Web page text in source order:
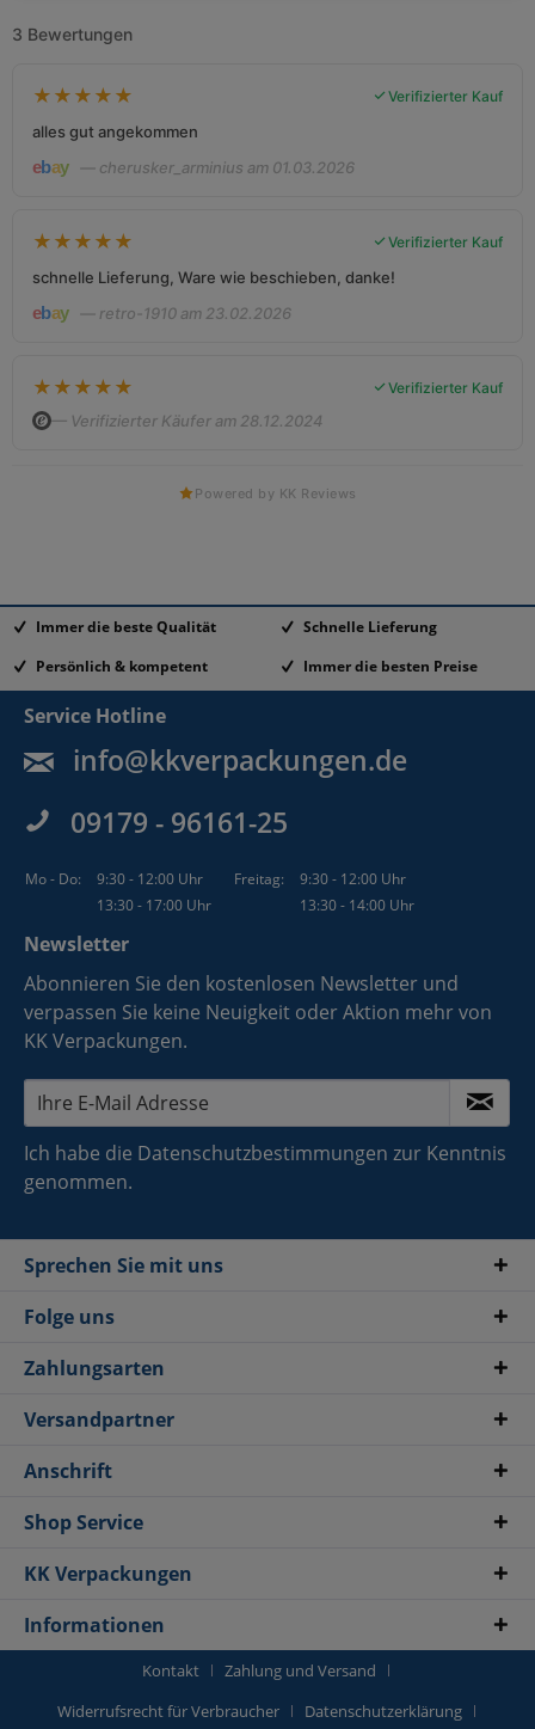
3 Bewertungen
★ ★ ★ ★ ★ Verifizierter Kauf
alles gut angekommen
— cherusker_arminius am 01.03.2026
★ ★ ★ ★ ★ Verifizierter Kauf
schnelle Lieferung, Ware wie beschieben, danke!
— retro-1910 am 23.02.2026
★ ★ ★ ★ ★ Verifizierter Kauf
— Verifizierter Käufer am 28.12.2024
Powered by KK Reviews
Immer die beste Qualität
Schnelle Lieferung
Persönlich & kompetent
Immer die besten Preise
Service Hotline
info@kkverpackungen.de
09179 - 96161-25
Mo - Do: 9:30 - 12:00 Uhr Freitag:
9:30 - 12:00 Uhr
13:30 - 17:00 Uhr
13:30 - 14:00 Uhr
Newsletter
Abonnieren Sie den kostenlosen Newsletter und
verpassen Sie keine Neuigkeit oder Aktion mehr von
KK Verpackungen.
Ich habe die Datenschutzbestimmungen zur Kenntnis
genommen.
Sprechen Sie mit uns
Folge uns
Zahlungsarten
Versandpartner
Anschrift
Shop Service
KK Verpackungen
Informationen
Kontakt
Zahlung und Versand
Widerrufsrecht für Verbraucher
Datenschutzerklärung